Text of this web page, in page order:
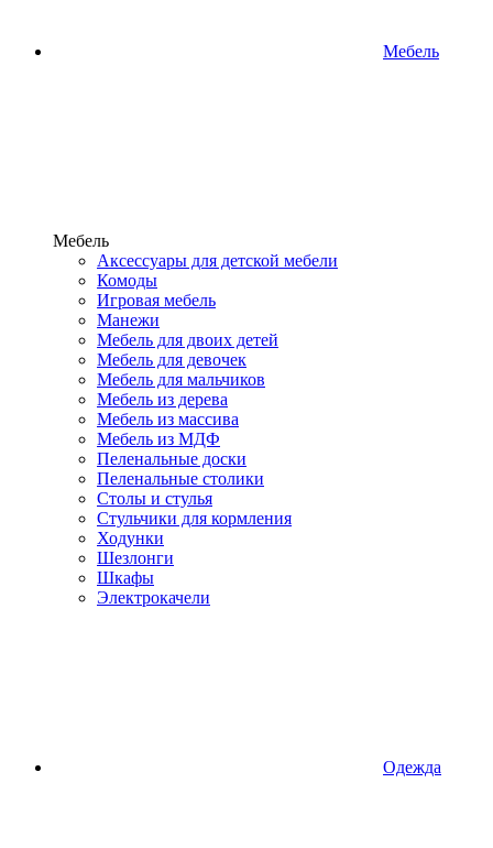
Мебель
Мебель
Аксессуары для детской мебели
Комоды
Игровая мебель
Манежи
Мебель для двоих детей
Мебель для девочек
Мебель для мальчиков
Мебель из дерева
Мебель из массива
Мебель из МДФ
Пеленальные доски
Пеленальные столики
Столы и стулья
Стульчики для кормления
Ходунки
Шезлонги
Шкафы
Электрокачели
Одежда